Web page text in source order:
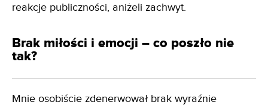
reakcje publiczności, aniżeli zachwyt.
Brak miłości i emocji – co poszło nie
tak?
Mnie osobiście zdenerwował brak wyraźnie